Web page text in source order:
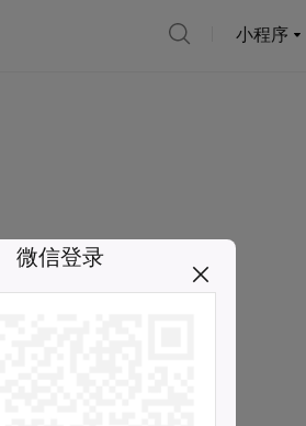
小程序
微信登录